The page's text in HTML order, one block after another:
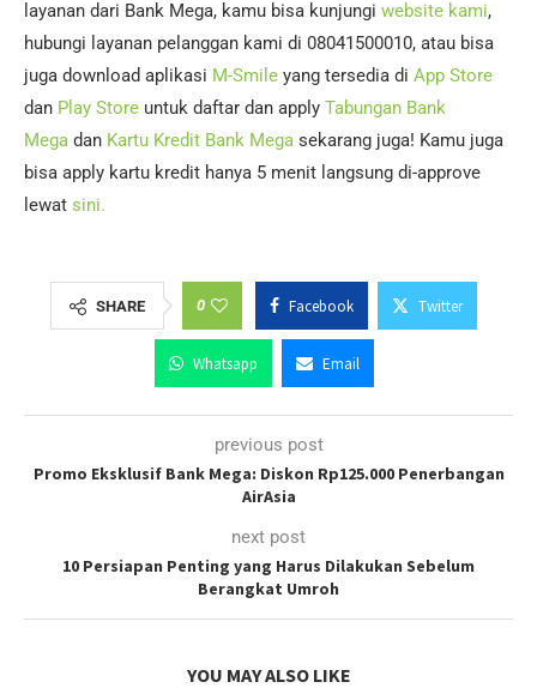
layanan dari Bank Mega, kamu bisa kunjungi website kami,
hubungi layanan pelanggan kami di 08041500010, atau bisa
juga download aplikasi M-Smile yang tersedia di App Store
dan Play Store untuk daftar dan apply Tabungan Bank
Mega dan Kartu Kredit Bank Mega sekarang juga! Kamu juga
bisa apply kartu kredit hanya 5 menit langsung di-approve
lewat sini.
SHARE 0 Facebook Twitter
Whatsapp Email
previous post
Promo Eksklusif Bank Mega: Diskon Rp125.000 Penerbangan
AirAsia
next post
10 Persiapan Penting yang Harus Dilakukan Sebelum
Berangkat Umroh
YOU MAY ALSO LIKE